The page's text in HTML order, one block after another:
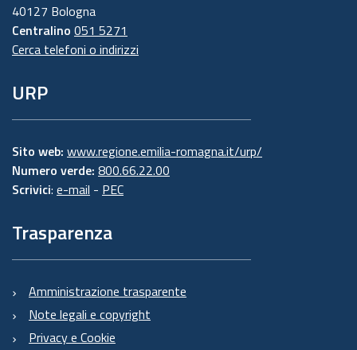
40127 Bologna
Centralino 051 5271
Cerca telefoni o indirizzi
URP
Sito web: www.regione.emilia-romagna.it/urp/
Numero verde: 800.66.22.00
Scrivici: e-mail - PEC
Trasparenza
Amministrazione trasparente
Note legali e copyright
Privacy e Cookie